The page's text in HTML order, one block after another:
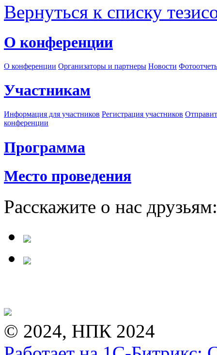
Вернуться к списку
О конференции
О конференции Организаторы и партнеры Новости
Участникам
Информация для участников Регистрация участников
конференции
Программа
Место проведения
Расскажите о нас друзьям:
© 2024, НПК 2024